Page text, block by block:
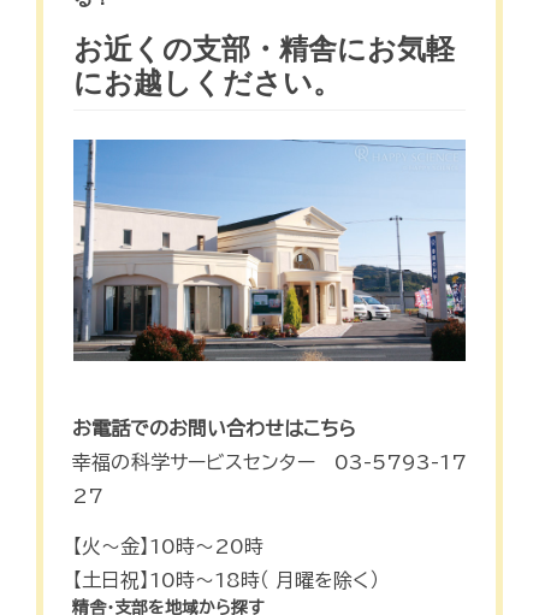
お近くの支部・精舎にお気軽
にお越しください。
お電話でのお問い合わせはこちら
幸福の科学サービスセンター 03-5793-17
27
【火～金】10時～20時
【土日祝】10時～18時（ 月曜を除く）
精舎・支部を地域から探す